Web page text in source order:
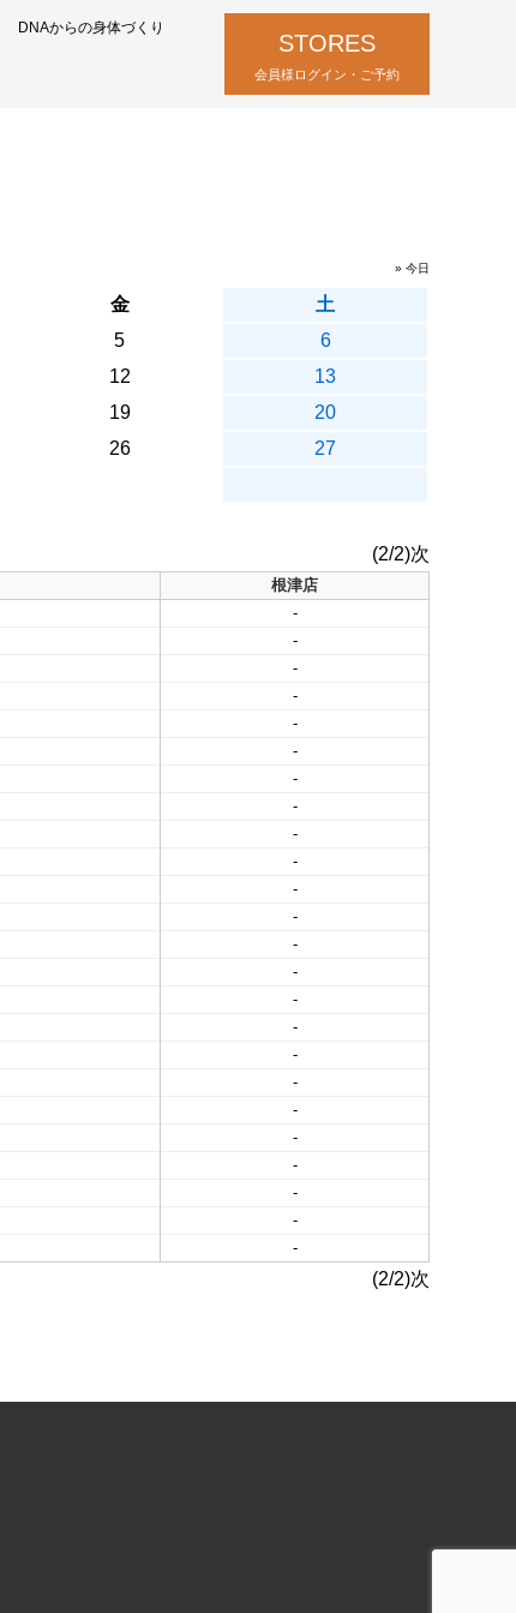
DNAからの身体づくり
STORES
会員様ログイン・ご予約
» 今日
金
土
5
6
12
13
19
20
26
27
(2/2)次
根津店
-
-
-
-
-
-
-
-
-
-
-
-
-
-
-
-
-
-
-
-
-
-
-
-
(2/2)次